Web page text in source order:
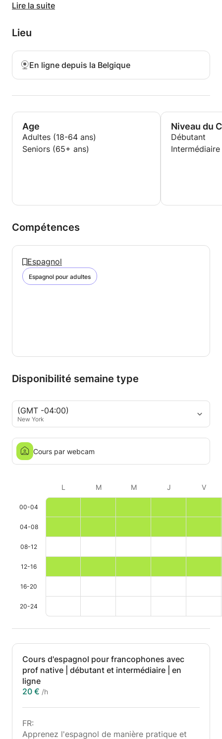
de voyager dans des pays hispanophones. Par la
vos besoins réels afin d'élaborer un plan
d'apprentissage véritablement personnalisé.
Veuillez me contacter pour me faire part de vos
objectifs concernant votre apprentissage de
l'espagnol afin de programmer un appel
d'introduction gratuit, au cours duquel nous
à vos besoins.
Lire la suite
Lieu
En ligne depuis la Belgique
Age
Adultes (18-64 ans)
Seniors (65+ ans)
Niveau du
Débutant
Intermédiaire
Compétences
Espagnol
Espagnol pour adultes
Disponibilité semaine type
(GMT -04:00)
New York
Cours par webcam
L M M J V
00-04
04-08
08-12
12-16
16-20
20-24
Cours d'espagnol pour francophones avec
prof native | débutant et intermédiaire | en
ligne
20 € /h
FR:
Apprenez l'espagnol de manière pratique et